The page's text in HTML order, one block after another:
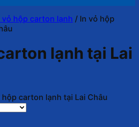
vỏ hộp carton lạnh / In vỏ hộp
lạnh tại Lai
carton lạnh tại Lai Châu